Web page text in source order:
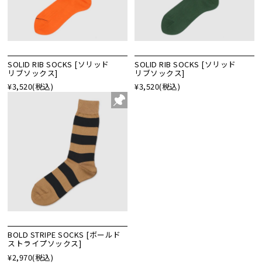
SOLID RIB SOCKS [ソリッド
リブソックス]
¥3,520(税込)
SOLID RIB SOCKS [ソリッド
リブソックス]
¥3,520(税込)
BOLD STRIPE SOCKS [ボールド
ストライプソックス]
¥2,970(税込)